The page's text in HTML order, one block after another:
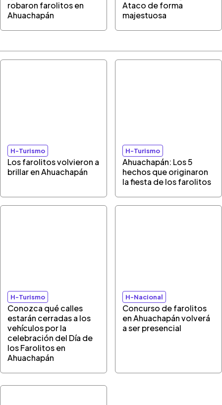
robaron farolitos en
Ahuachapán
Ataco de forma
majestuosa
H-Turismo
Los farolitos volvieron a
brillar en Ahuachapán
H-Turismo
Ahuachapán: Los 5
hechos que originaron
la fiesta de los farolitos
H-Turismo
Conozca qué calles
estarán cerradas a los
vehículos por la
celebración del Día de
los Farolitos en
Ahuachapán
H-Nacional
Concurso de farolitos
en Ahuachapán volverá
a ser presencial